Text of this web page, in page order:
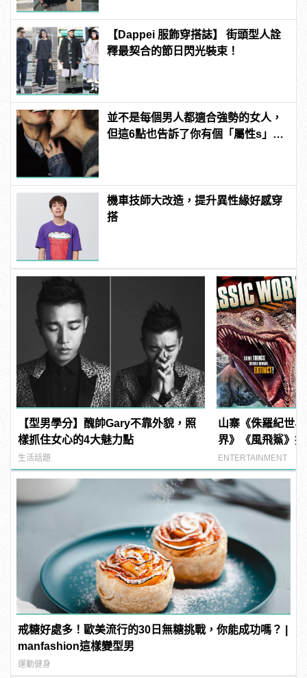
【Dappei 服飾穿搭誌】 街頭型人詮
釋最契合的節日閃光裝束！
並不是每個男人都適合強勢的女人，
但這6點也告訴了你有個「屬性s」的
機車技師大改造，提升異性緣好感穿
搭
【型男學分】醜帥Gary不靠外貌，照
樣抓住女心的4大魅力點
生活話題
山寨《侏羅紀世
界》《風飛鯊》
如何片片賺錢？
ENTERTAINMENT
戒糖好處多！歐美流行的30日無糖挑戰，你能成功嗎？ |
manfashion這樣變型男
運動健身